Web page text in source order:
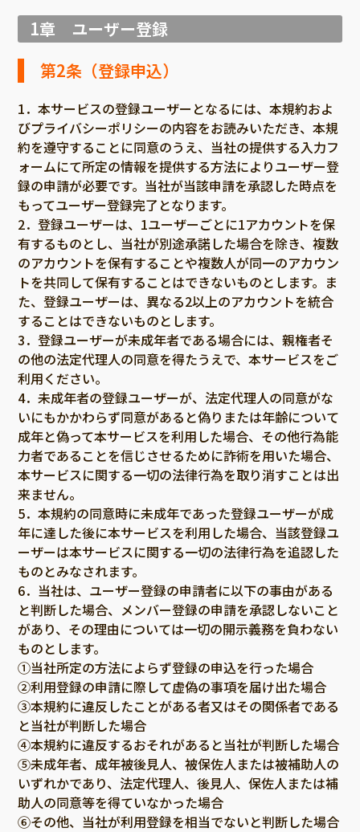
山口
四国
愛媛
高知
九州・沖縄
福岡
佐賀
長崎
熊本
大分
宮崎
沖縄
1章 ユーザー登録
第2条（登録申込）
1．本サービスの登録ユーザーとなるには、本規約およ
びプライバシーポリシーの内容をお読みいただき、本規
約を遵守することに同意のうえ、当社の提供する入力フ
ォームにて所定の情報を提供する方法によりユーザー登
録の申請が必要です。当社が当該申請を承認した時点を
もってユーザー登録完了となります。
2．登録ユーザーは、1ユーザーごとに1アカウントを保
有するものとし、当社が別途承諾した場合を除き、複数
のアカウントを保有することや複数人が同一のアカウン
トを共同して保有することはできないものとします。ま
た、登録ユーザーは、異なる2以上のアカウントを統合
することはできないものとします。
3．登録ユーザーが未成年者である場合には、親権者そ
の他の法定代理人の同意を得たうえで、本サービスをご
利用ください。
4．未成年者の登録ユーザーが、法定代理人の同意がな
いにもかかわらず同意があると偽りまたは年齢について
成年と偽って本サービスを利用した場合、その他行為能
力者であることを信じさせるために詐術を用いた場合、
本サービスに関する一切の法律行為を取り消すことは出
来ません。
5．本規約の同意時に未成年であった登録ユーザーが成
年に達した後に本サービスを利用した場合、当該登録ユ
ーザーは本サービスに関する一切の法律行為を追認した
ものとみなされます。
6．当社は、ユーザー登録の申請者に以下の事由がある
と判断した場合、メンバー登録の申請を承認しないこと
があり、その理由については一切の開示義務を負わない
ものとします。
①当社所定の方法によらず登録の申込を行った場合
②利用登録の申請に際して虚偽の事項を届け出た場合
③本規約に違反したことがある者又はその関係者である
と当社が判断した場合
④本規約に違反するおそれがあると当社が判断した場合
⑤未成年者、成年被後見人、被保佐人または被補助人の
いずれかであり、法定代理人、後見人、保佐人または補
助人の同意等を得ていなかった場合
⑥その他、当社が利用登録を相当でないと判断した場合